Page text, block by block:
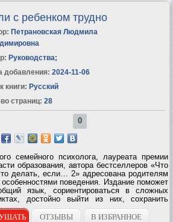
с ребенком трудно
Петрановская Людмила
Руководства;
добавления: 2024-11-06
книги: Русский
страниц: 28
0
семейного психолога, лауреата премии
образования, автора бестселлеров «Что
делать, если… 2» адресована родителям
поведения. Издание поможет
язык, сориентироваться в сложных
достойно выйти из них, сохранить
понимание и мир в...
ОТЗЫВЫ
В ИЗБРАННОЕ